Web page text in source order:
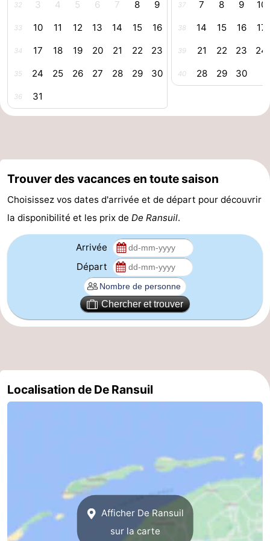
Sportive
Equitation
Promenade
sur
Wadden
Observation
des
Boire
manger
Pratiques
Forum
Route
des
Adresses
Îles
de
-
Vlieland
Hollande-
Septentrionale
-
32 3 4 5 6 7 8 9
33 10 11 12 13 14 15 16
34 17 18 19 20 21 22 23
35 24 25 26 27 28 29 30
36 31
37 7 8 9 10
38 14 15 16 17
39 21 22 23 24
40 28 29 30
Trouver des vacances en toute saison
Choisissez vos dates d'arrivée et de départ pour découvrir
la disponibilité et les prix de De Ransuil.
Arrivée
Départ
Chercher et trouver
Localisation de De Ransuil
Afficher De Ransuil
sur la carte